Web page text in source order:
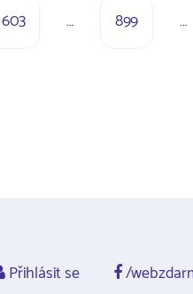
603 … 899 …
Přihlásit se /